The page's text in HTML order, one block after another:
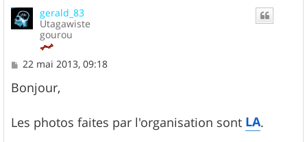
gerald_83
Utagawiste
gourou
M
s
s
g
e
22 mai 2013, 09:18
Bonjour,
Les photos faites par l'organisation sont LA.